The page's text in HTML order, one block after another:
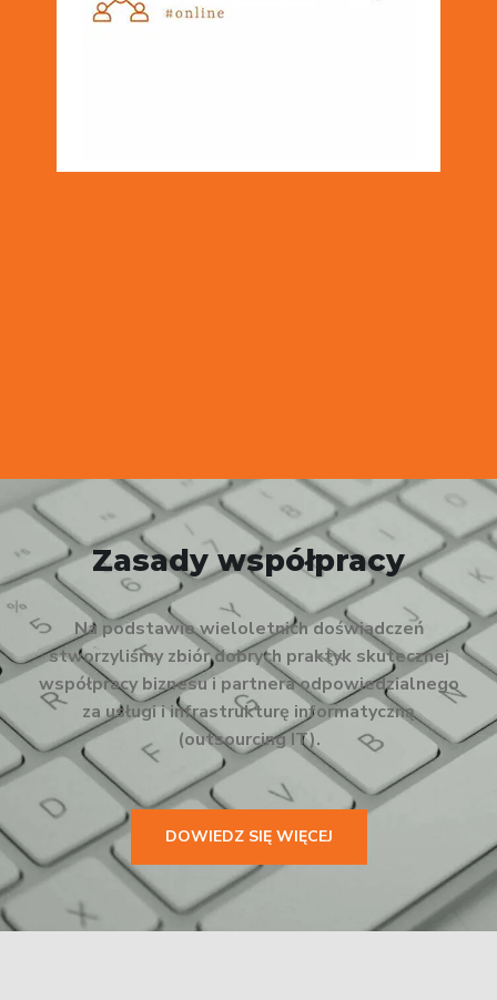
Zasady współpracy
Na podstawie wieloletnich doświadczeń
stworzyliśmy zbiór dobrych praktyk skutecznej
współpracy biznesu i partnera odpowiedzialnego
za usługi i infrastrukturę informatyczną
(outsourcing IT).
DOWIEDZ SIĘ WIĘCEJ